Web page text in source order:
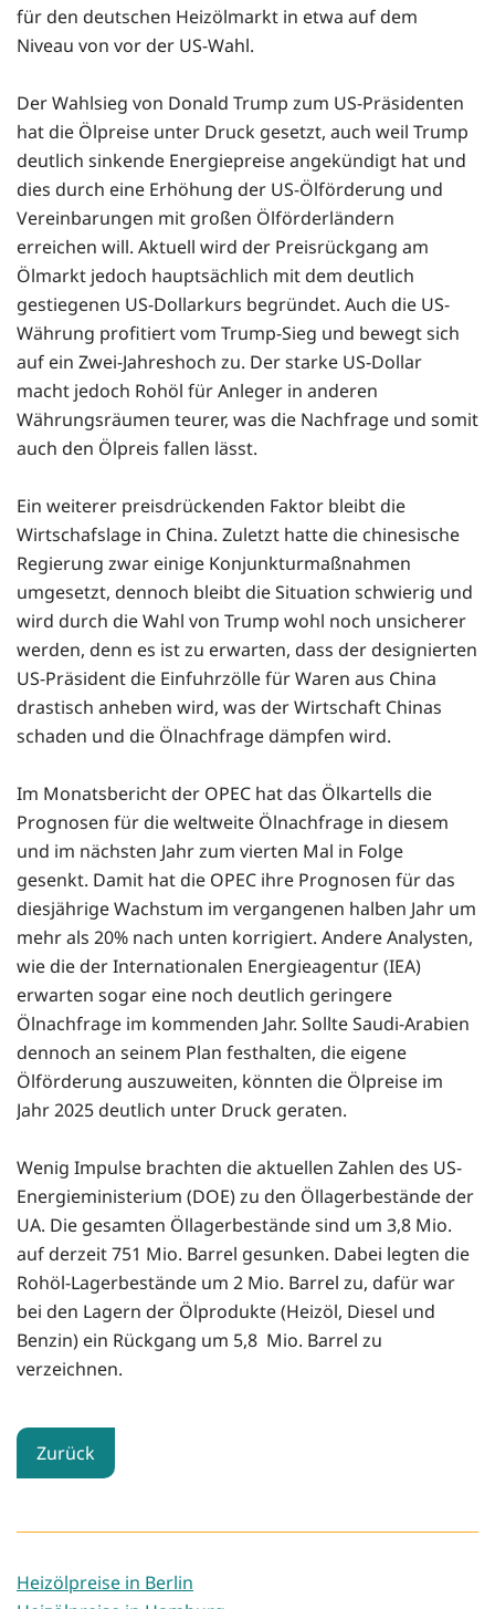
für den deutschen Heizölmarkt in etwa auf dem
Niveau von vor der US-Wahl.
Der Wahlsieg von Donald Trump zum US-Präsidenten
hat die Ölpreise unter Druck gesetzt, auch weil Trump
deutlich sinkende Energiepreise angekündigt hat und
dies durch eine Erhöhung der US-Ölförderung und
Vereinbarungen mit großen Ölförderländern
erreichen will. Aktuell wird der Preisrückgang am
Ölmarkt jedoch hauptsächlich mit dem deutlich
gestiegenen US-Dollarkurs begründet. Auch die US-
Währung profitiert vom Trump-Sieg und bewegt sich
auf ein Zwei-Jahreshoch zu. Der starke US-Dollar
macht jedoch Rohöl für Anleger in anderen
Währungsräumen teurer, was die Nachfrage und somit
auch den Ölpreis fallen lässt.
Ein weiterer preisdrückenden Faktor bleibt die
Wirtschafslage in China. Zuletzt hatte die chinesische
Regierung zwar einige Konjunkturmaßnahmen
umgesetzt, dennoch bleibt die Situation schwierig und
wird durch die Wahl von Trump wohl noch unsicherer
werden, denn es ist zu erwarten, dass der designierten
US-Präsident die Einfuhrzölle für Waren aus China
drastisch anheben wird, was der Wirtschaft Chinas
schaden und die Ölnachfrage dämpfen wird.
Im Monatsbericht der OPEC hat das Ölkartells die
Prognosen für die weltweite Ölnachfrage in diesem
und im nächsten Jahr zum vierten Mal in Folge
gesenkt. Damit hat die OPEC ihre Prognosen für das
diesjährige Wachstum im vergangenen halben Jahr um
mehr als 20% nach unten korrigiert. Andere Analysten,
wie die der Internationalen Energieagentur (IEA)
erwarten sogar eine noch deutlich geringere
Ölnachfrage im kommenden Jahr. Sollte Saudi-Arabien
dennoch an seinem Plan festhalten, die eigene
Ölförderung auszuweiten, könnten die Ölpreise im
Jahr 2025 deutlich unter Druck geraten.
Wenig Impulse brachten die aktuellen Zahlen des US-
Energieministerium (DOE) zu den Öllagerbestände der
UA. Die gesamten Öllagerbestände sind um 3,8 Mio.
auf derzeit 751 Mio. Barrel gesunken. Dabei legten die
Rohöl-Lagerbestände um 2 Mio. Barrel zu, dafür war
bei den Lagern der Ölprodukte (Heizöl, Diesel und
Benzin) ein Rückgang um 5,8 Mio. Barrel zu
verzeichnen.
Zurück
Heizölpreise in Berlin